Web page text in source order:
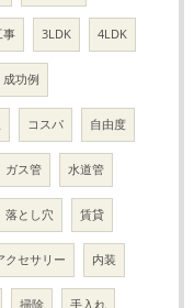
事 3LDK 4LDK
成功例
コスパ 自由度
ガス管 水道管
落とし穴 賃貸
クセサリー 内装
掃除 手入れ